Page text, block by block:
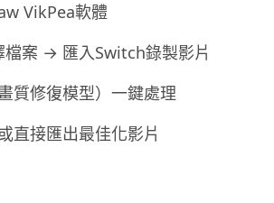
VikPea軟體
案 → 匯入Switch錄製影片
質修復模型）一鍵處理
直接匯出最佳化影片